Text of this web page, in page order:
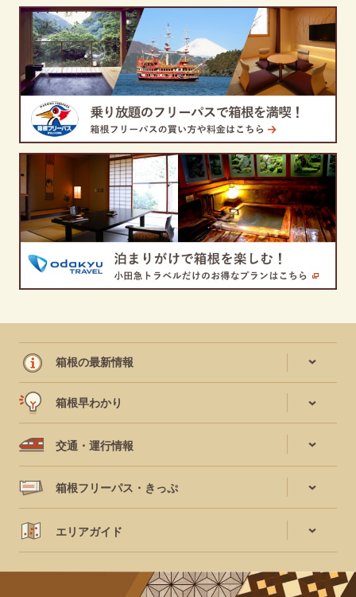
箱根の最新情報
箱根早わかり
交通・運行情報
箱根フリーパス・きっぷ
エリアガイド